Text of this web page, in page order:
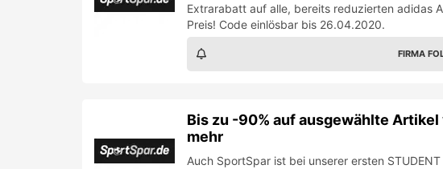
Extrarabatt auf alle, bereits reduzierten adidas
Preis! Code einlösbar bis 26.04.2020.
FIRMA
Bis zu -90% auf ausgewählte Artikel
mehr
Auch SportSpar ist bei unserer ersten